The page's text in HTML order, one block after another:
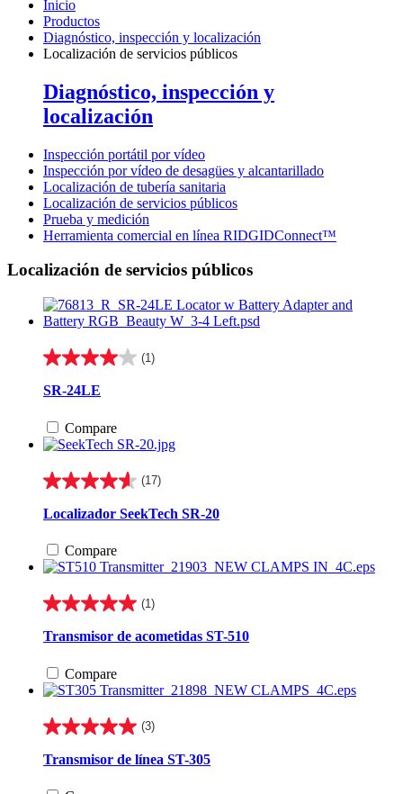
Inicio
Productos
Diagnóstico, inspección y localización
Localización de servicios públicos
Diagnóstico, inspección y
localización
Inspección portátil por vídeo
Inspección por vídeo de desagües y alcantarillado
Localización de tubería sanitaria
Localización de servicios públicos
Prueba y medición
Herramienta comercial en línea RIDGIDConnect™
Localización de servicios públicos
(1)
4.0
5
1
reseña
SR-24LE
Compare
(17)
4.6
5
17
reseñas
Localizador SeekTech SR-20
Compare
(1)
5.0
5
1
reseña
Transmisor de acometidas ST-510
Compare
(3)
5.0
5
Transmisor de línea ST-305